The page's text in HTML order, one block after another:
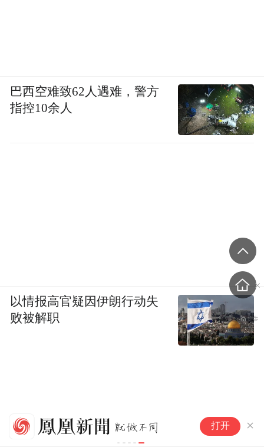
打开
巴西空难致62人遇难，警方
指控10余人
以情报高官疑因伊朗行动失
败被解职